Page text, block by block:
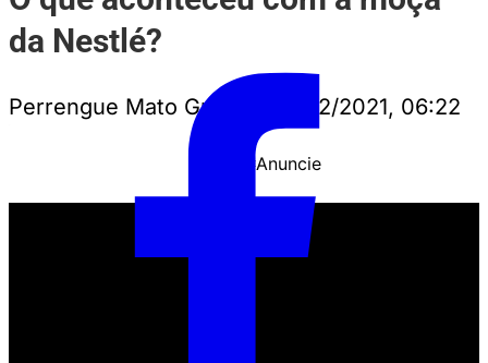
da Nestlé?
Perrengue Mato Grosso 11/12/2021, 06:22
PUBLICIDADEAnuncie